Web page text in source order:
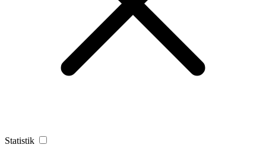
Statistik